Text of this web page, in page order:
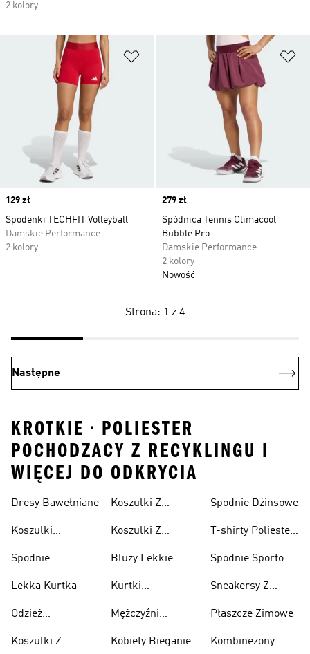
2 kolory
Dodaj do listy życzeń
Price
129 zł
Spodenki TECHFIT Volleyball
Damskie Performance
2 kolory
Price
279 zł
Spódnica Tennis Climacool
Bubble Pro
Damskie Performance
2 kolory
Nowość
Strona: 1 z 4
Następne
KROTKIE • POLIESTER
POCHODZACY Z RECYKLINGU I
WIĘCEJ DO ODKRYCIA
Dresy Bawełniane
Koszulki
Spodnie
Lekka Kurtka
Odzież
Koszulki Z
Męskie
Koszulki Z
Damska
Koszulki Z
Bluzy Lekkie
Kurtki
Mężczyźni
Lifestyle
Kobiety Bieganie I
Spodnie Dżinsowe
T-shirty Poliester
Spodnie Sportowe
Recyklingu
Sneakersy Z
Cholewką
Płaszcze Zimowe
Kombinezony